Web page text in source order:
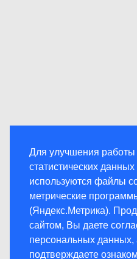
Для улучшения работы
статистических данных
используются файлы
метрические
(Яндекс.Метрика).
сайтом, Вы даете
персональных данных,
подтверждаете